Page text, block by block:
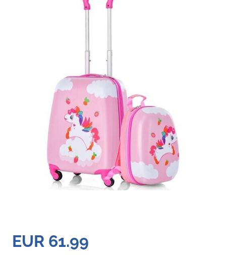
EUR 61.99